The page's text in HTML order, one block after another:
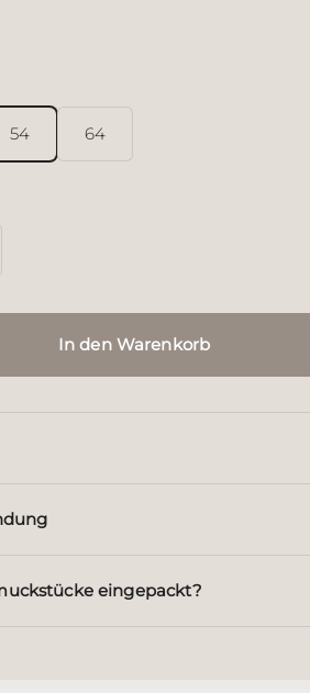
Silber
rutheniert
Karat rosévergoldet
54 64
In den Warenkorb
eingepackt?